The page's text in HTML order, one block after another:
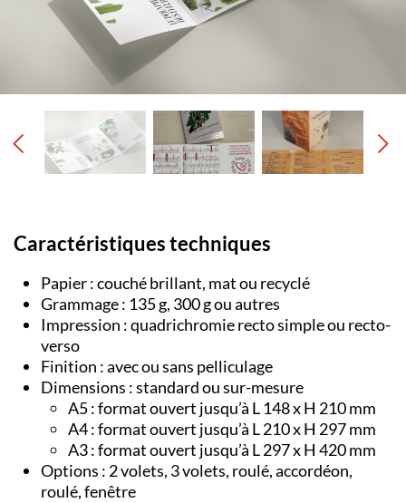
Caractéristiques techniques
Papier : couché brillant, mat ou recyclé
Grammage : 135 g, 300 g ou autres
Impression : quadrichromie recto simple ou recto-
verso
Finition : avec ou sans pelliculage
Dimensions : standard ou sur-mesure
A5 : format ouvert jusqu’à L 148 x H 210 mm
A4 : format ouvert jusqu’à L 210 x H 297 mm
A3 : format ouvert jusqu’à L 297 x H 420 mm
Options : 2 volets, 3 volets, roulé, accordéon,
roulé, fenêtre